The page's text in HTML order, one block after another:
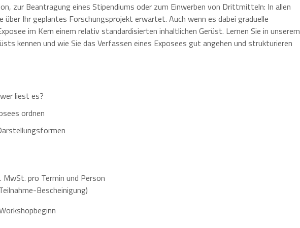
zur Beantragung eines Stipendiums oder zum Einwerben von Drittmitteln: In allen
über Ihr geplantes Forschungsprojekt erwartet. Auch wenn es dabei graduelle
im Kern einem relativ standardisierten inhaltlichen Gerüst. Lernen Sie in unserem
kennen und wie Sie das Verfassen eines Exposees gut angehen und strukturieren
liest es?
ordnen
pro Termin und Person
Bescheinigung)